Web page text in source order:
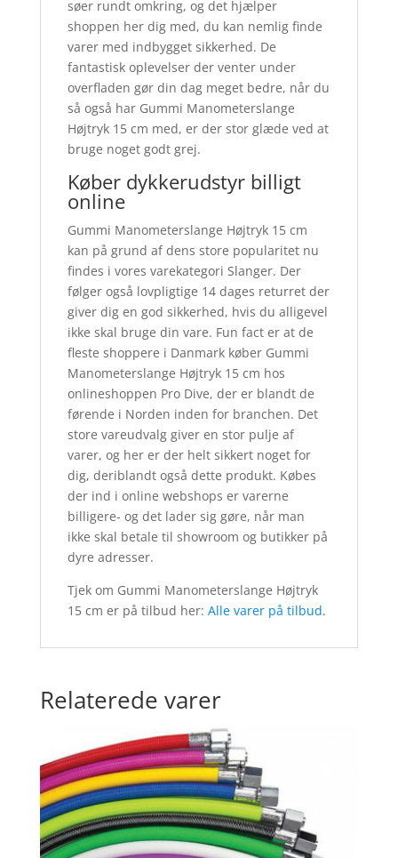
søer rundt omkring, og det hjælper
shoppen her dig med, du kan nemlig finde
varer med indbygget sikkerhed. De
fantastisk oplevelser der venter under
overfladen gør din dag meget bedre, når du
så også har Gummi Manometerslange
Højtryk 15 cm med, er der stor glæde ved at
bruge noget godt grej.
Køber dykkerudstyr billigt
online
Gummi Manometerslange Højtryk 15 cm
kan på grund af dens store popularitet nu
findes i vores varekategori Slanger. Der
følger også lovpligtige 14 dages returret der
giver dig en god sikkerhed, hvis du alligevel
ikke skal bruge din vare. Fun fact er at de
fleste shoppere i Danmark køber Gummi
Manometerslange Højtryk 15 cm hos
onlineshoppen Pro Dive, der er blandt de
førende i Norden inden for branchen. Det
store vareudvalg giver en stor pulje af
varer, og her er der helt sikkert noget for
dig, deriblandt også dette produkt. Købes
der ind i online webshops er varerne
billigere- og det lader sig gøre, når man
ikke skal betale til showroom og butikker på
dyre adresser.
Tjek om Gummi Manometerslange Højtryk
15 cm er på tilbud her: Alle varer på tilbud.
Relaterede varer